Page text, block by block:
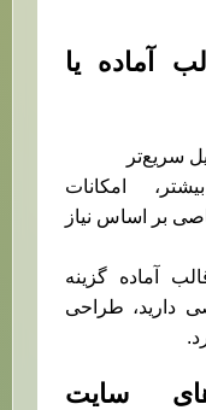
آماده یا
سریع‌تر
امکانات
بر اساس نیاز
آماده گزینه
دارید، طراحی
سایت